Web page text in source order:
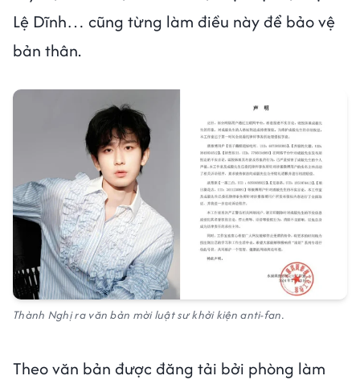
Lệ Dĩnh… cũng từng làm điều này để bảo vệ
bản thân.
Thành Nghị ra văn bản mời luật sư khởi kiện anti-fan.
Theo văn bản được đăng tải bởi phòng làm